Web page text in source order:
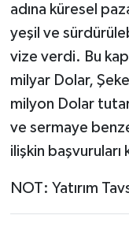
adına küresel
yeşil ve
vize verdi. Bu
milyar Dolar,
milyon Dolar
ve sermaye
ilişkin
NOT: Yatırım